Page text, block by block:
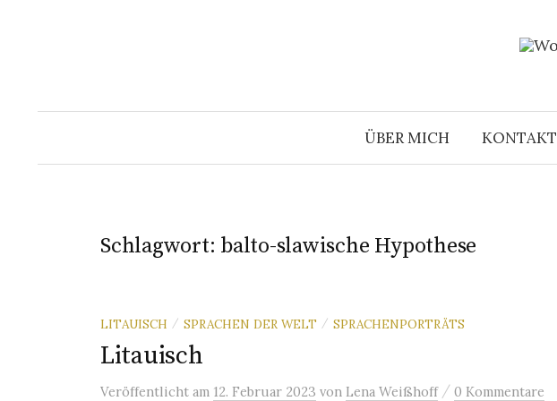
ÜBER MICH KONTAKT
Schlagwort: balto-slawische Hypothese
LITAUISCH / SPRACHEN DER WELT / SPRACHENPORTRÄTS
Litauisch
Veröffentlicht am 12. Februar 2023 von Lena Weißhoff / 0 Kommentare